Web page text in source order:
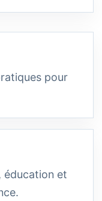
pour
éducation et